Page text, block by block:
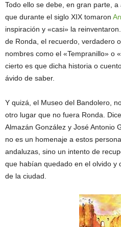
Todo ello se debe, en gran parte,
que durante el siglo XIX tomaron
inspiración y «casi» la
de Ronda, el recuerdo, verdadero
nombres como el «Tempranillo» o
cierto es que dicha historia o
ávido de saber.
Y quizá, el Museo del Bandolero,
otro lugar que no fuera Ronda.
Almazán González y José Antonio
no es un homenaje a estos
andaluzas, sino un intento de
que habían quedado en el olvido y
de la ciudad.